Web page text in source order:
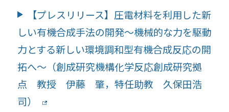
【プレスリリース】圧電材料を利用した新
しい有機合成手法の開発～機械的な力を駆動
力とする新しい環境調和型有機合成反応の開
拓へ～（創成研究機構化学反応創成研究拠
点 教授 伊藤 肇，特任助教 久保田浩
司）